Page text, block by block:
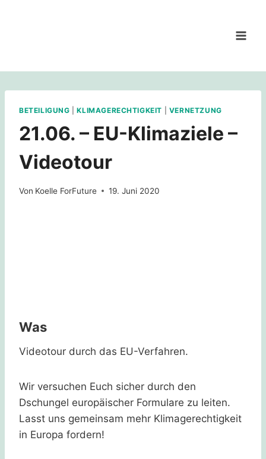
BETEILIGUNG |KLIMAGERECHTIGKEIT VERNETZUNG
21.06. – EU-Klimaziele –
Videotour
Von Koelle ForFuture 19. Juni 2020
Was
Videotour durch das EU-Verfahren.
Wir versuchen Euch sicher durch den
Dschungel europäischer Formulare zu leiten.
Lasst uns gemeinsam mehr Klimagerechtigkeit
in Europa fordern!